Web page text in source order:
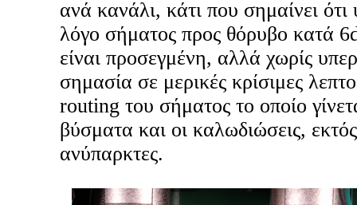
ανά κανάλι, κάτι που σημαίνει
λόγο σήματος προς θόρυβο κατά
είναι προσεγμένη, αλλά χωρίς
σημασία σε μερικές κρίσιμες
routing του σήματος το οποίο
βύσματα και οι καλωδιώσεις,
ανύπαρκτες.